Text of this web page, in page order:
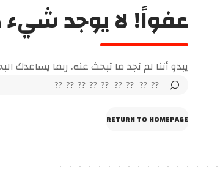
عفواً! لا يوجد شيء
يبدو أننا لم نجد ما تبحث عنه. ربما يساعدك
RETURN TO HOMEPAGE